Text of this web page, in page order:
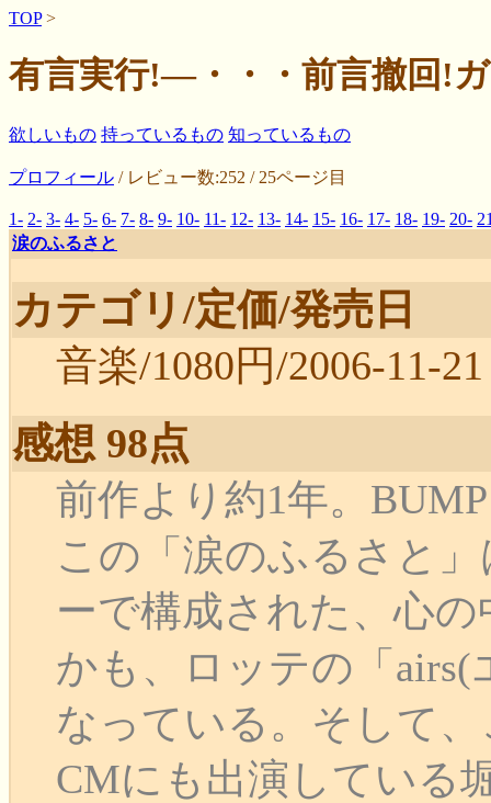
TOP>
有言実行!―・・・前言撤回!
欲しいもの 持っているもの 知っているもの
プロフィール / レビュー数:252 / 25ページ目
1- 2- 3- 4- 5- 6- 7- 8- 9- 10- 11- 12- 13- 14- 15- 16- 17- 18- 19- 20-
涙のふるさと
カテゴリ/定価/発売日
音楽/1080円/2006-11-21
感想 98点
前作より約1年。
この「涙のふるさと
ーで構成された、心
かも、ロッテの「
なっている。そして
CMにも出演している